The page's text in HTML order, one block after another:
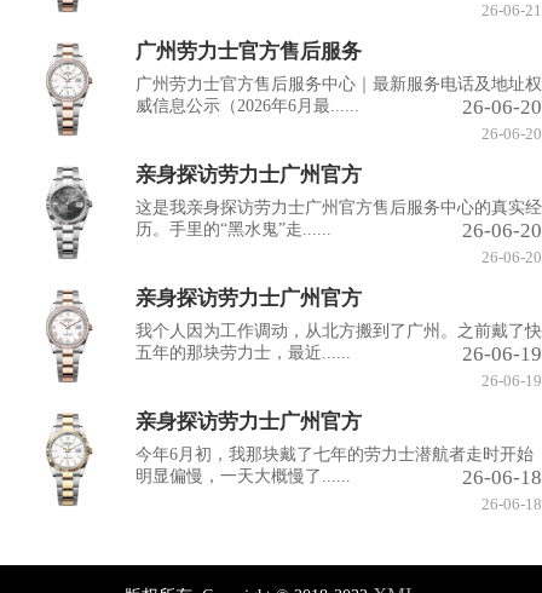
26-06-21
广州劳力士官方售后服务
广州劳力士官方售后服务中心｜最新服务电话及地址权
威信息公示（2026年6月最......
26-06-20
26-06-20
亲身探访劳力士广州官方
这是我亲身探访劳力士广州官方售后服务中心的真实经
历。手里的“黑水鬼”走......
26-06-20
26-06-20
亲身探访劳力士广州官方
我个人因为工作调动，从北方搬到了广州。之前戴了快
五年的那块劳力士，最近......
26-06-19
26-06-19
亲身探访劳力士广州官方
今年6月初，我那块戴了七年的劳力士潜航者走时开始
明显偏慢，一天大概慢了......
26-06-18
26-06-18